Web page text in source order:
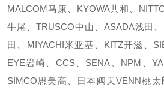
MALCOM马康、KYOWA共和、
牛尾、TRUSCO中山、ASADA浅田
田、MIYACHI米亚基、KITZ开滋、
EYE岩崎、CCS、SENA、NPM、
SIMCO思美高、日本阀天VENN桃太